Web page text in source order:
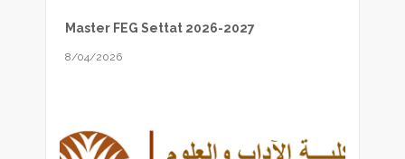
Master FEG Settat 2026-2027
8/04/2026